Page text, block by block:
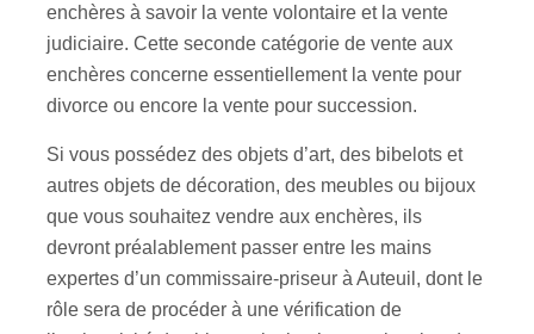
enchères à savoir la vente volontaire et la vente
judiciaire. Cette seconde catégorie de vente aux
enchères concerne essentiellement la vente pour
divorce ou encore la vente pour succession.
Si vous possédez des objets d’art, des bibelots et
autres objets de décoration, des meubles ou bijoux
que vous souhaitez vendre aux enchères, ils
devront préalablement passer entre les mains
expertes d’un commissaire-priseur à Auteuil, dont le
rôle sera de procéder à une vérification de